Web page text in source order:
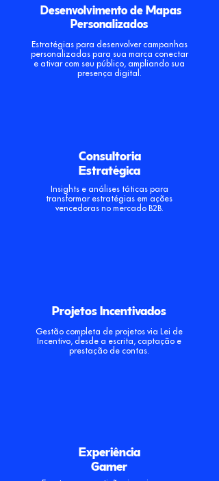
Desenvolvimento de Mapas
Personalizados
Estratégias para desenvolver campanhas
personalizadas para sua marca conectar
e ativar com seu público, ampliando sua
presença digital.
Consultoria
Estratégica
Insights e análises táticas para
transformar estratégias em ações
vencedoras no mercado B2B.
Projetos Incentivados
Gestão completa de projetos via Lei de
Incentivo, desde a escrita, captação e
prestação de contas.
Experiência
Gamer